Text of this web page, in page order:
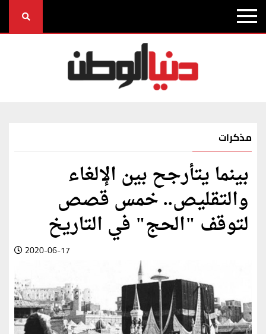
مذكرات
بينما يتأرجح بين الإلغاء
والتقليص.. خمس قصص
لتوقف "الحج" في التاريخ
2020-06-17